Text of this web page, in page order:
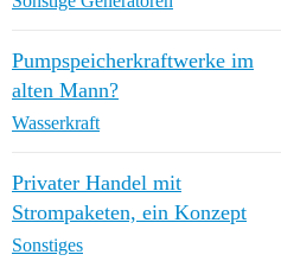
Pumpspeicherkraftwerke im
alten Mann?
Wasserkraft
Privater Handel mit
Strompaketen, ein Konzept
Sonstiges